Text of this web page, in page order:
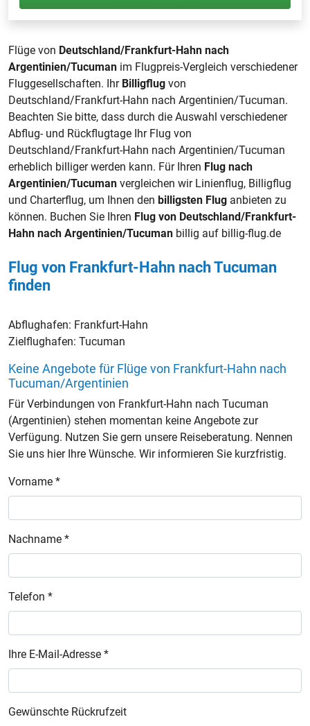
Flüge von Deutschland/Frankfurt-Hahn nach
Argentinien/Tucuman im Flugpreis-Vergleich verschiedener
Fluggesellschaften. Ihr Billigflug von
Deutschland/Frankfurt-Hahn nach Argentinien/Tucuman.
Beachten Sie bitte, dass durch die Auswahl verschiedener
Abflug- und Rückflugtage Ihr Flug von
Deutschland/Frankfurt-Hahn nach Argentinien/Tucuman
erheblich billiger werden kann. Für Ihren Flug nach
Argentinien/Tucuman vergleichen wir Linienflug, Billigflug
und Charterflug, um Ihnen den billigsten Flug anbieten zu
können. Buchen Sie Ihren Flug von Deutschland/Frankfurt-
Hahn nach Argentinien/Tucuman billig auf billig-flug.de
Flug von Frankfurt-Hahn nach Tucuman
finden
Abflughafen: Frankfurt-Hahn
Zielflughafen: Tucuman
Keine Angebote für Flüge von Frankfurt-Hahn nach
Tucuman/Argentinien
Für Verbindungen von Frankfurt-Hahn nach Tucuman
(Argentinien) stehen momentan keine Angebote zur
Verfügung. Nutzen Sie gern unsere Reiseberatung. Nennen
Sie uns hier Ihre Wünsche. Wir informieren Sie kurzfristig.
Vorname *
Nachname *
Telefon *
Ihre E-Mail-Adresse *
Gewünschte Rückrufzeit